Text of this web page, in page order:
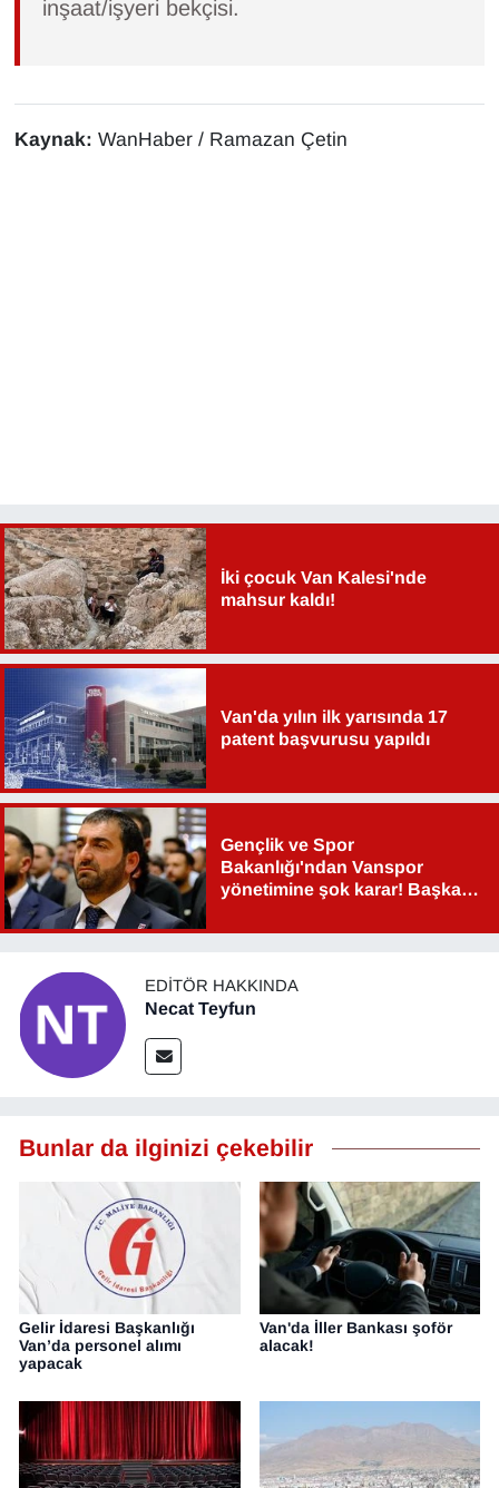
inşaat/işyeri bekçisi.
Kaynak: WanHaber / Ramazan Çetin
İki çocuk Van Kalesi'nde
mahsur kaldı!
Van'da yılın ilk yarısında 17
patent başvurusu yapıldı
Gençlik ve Spor
Bakanlığı'ndan Vanspor
yönetimine şok karar! Başkan
EDITÖR HAKKINDA
Necat Teyfun
Bunlar da ilginizi çekebilir
Gelir İdaresi Başkanlığı
Van’da personel alımı
yapacak
Van'da İller Bankası şoför
alacak!
YEREL